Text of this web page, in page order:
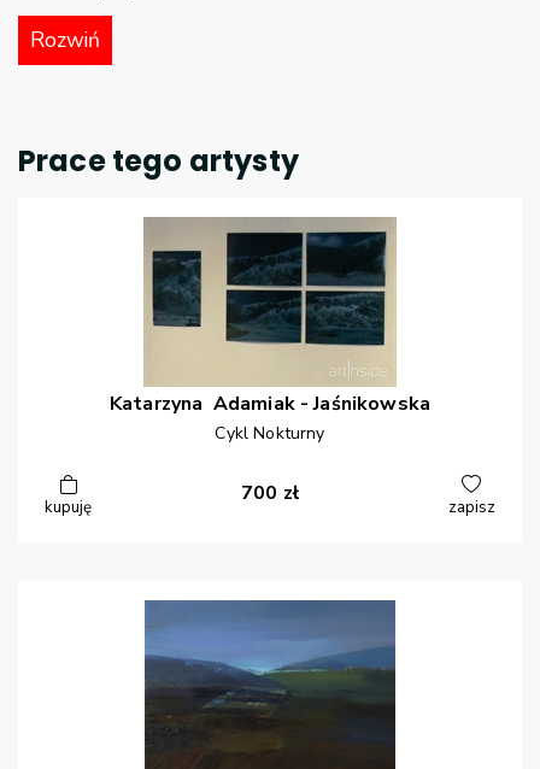
Rozwiń
Prace tego artysty
Katarzyna Adamiak - Jaśnikowska
Cykl Nokturny
kupuję
700 zł
zapisz